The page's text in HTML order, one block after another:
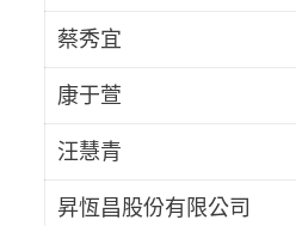
蔡秀宜
康于萱
汪慧青
昇恆昌股份有限公司